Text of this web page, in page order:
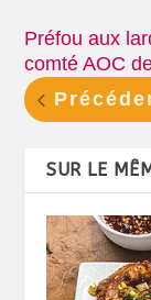
Préfou aux
comté AOC
SUR LE